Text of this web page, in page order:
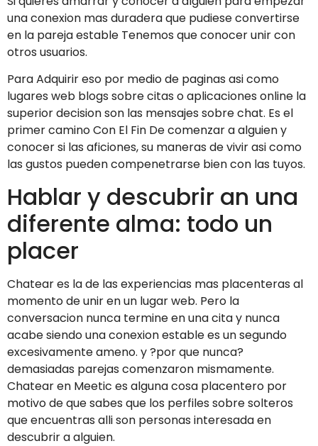
una conexion mas duradera que pudiese convertirse
en la pareja estable Tenemos que conocer unir con
otros usuarios.
Para Adquirir eso por medio de paginas asi­ como
lugares web blogs sobre citas o aplicaciones online la
superior decision son las mensajes sobre chat. Es el
primer camino Con El Fin De comenzar a alguien y
conocer si las aficiones, su maneras de vivir asi­ como
las gustos pueden compenetrarse bien con las tuyos.
Hablar y descubrir an una
diferente alma: todo un
placer
Chatear es la de las experiencias mas placenteras al
momento de unir en un lugar web. Pero la
conversacion nunca termine en una cita y nunca
acabe siendo una conexion estable es un segundo
excesivamente ameno. y ?por que nunca?
demasiadas parejas comenzaron mismamente.
Chatear en Meetic es alguna cosa placentero por
motivo de que sabes que los perfiles sobre solteros
que encuentras alli son personas interesada en
descubrir a alguien.